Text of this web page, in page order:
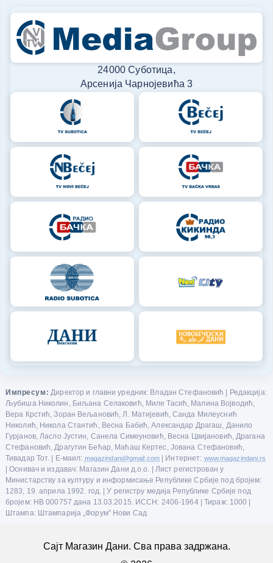
24000 Суботица,
Арсенија Чарнојевића 3
Импресум: Директор и главни уредник: Владан Стефановић | Редакција:
Љубиша Николин, Биљана Селаковић, Миле Тасић, Малина Војводић,
Вера Крстић, Зоран Вељановић, Л. Матијевић, Санда Милеуснић
Николић, Никола Стантић, Весна Бабић, Александар Драгаш, Данило
Гурјанов, Ласло Јустин, Санела Симеуновић, Весна Цвијановић, Драгана
Стефановић, Драгутин Бећар, Маћаш Кертес, Јована Стефановић,
Тивадар Тот. | Е-маил: magazindani@gmail.com | Интернет: www.magazindani.rs
| Оснивач и издавач: Магазин Дани д.о.о. | Лист регистрован у
Министарству за културу и информисање Републике Србије под бројем:
1283, 19. априла 1992. год. | У регистру медија Републике Србије под
бројем: НВ 000757 дана 13.03.2015. ИССН: 2406-1964 | Тираж: 1000 |
Штампа: Штампарија „Форум” Нови Сад
Сајт Магазин Дани. Сва права задржана.